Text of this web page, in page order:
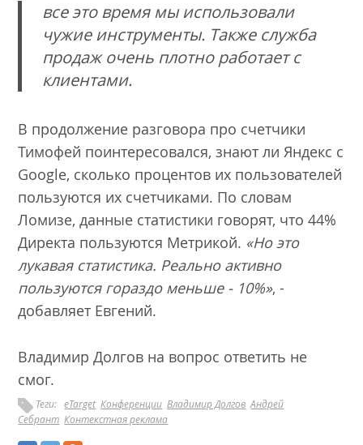
все это время мы использовали
чужие инструменты. Также служба
продаж очень плотно работает с
клиентами.
В продолжение разговора про счетчики
Тимофей поинтересовался, знают ли Яндекс с
Google, сколько процентов их пользователей
пользуются их счетчиками. По словам
Ломизе, данные статистики говорят, что 44%
Директа пользуются Метрикой. «Но это
лукавая статистика. Реально активно
пользуются гораздо меньше - 10%», -
добавляет Евгений.
Владимир Долгов на вопрос ответить не
смог.
Теги: eTarget Конференции Владимир Долгов Андрей
Себрант Контекстная реклама